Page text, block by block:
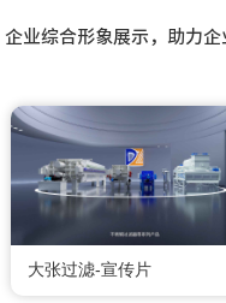
企业综合形象展示，助力
大张过滤-宣传片